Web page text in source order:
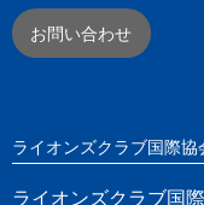
お問い合わせ
ライオンズクラブ国際協
ライオンズクラブ国